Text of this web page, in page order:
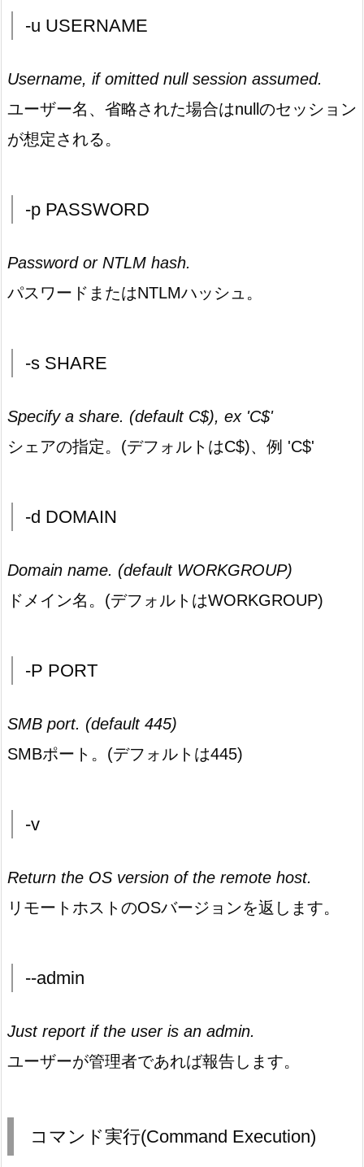
-u USERNAME
Username, if omitted null session assumed.
ユーザー名、省略された場合はnullのセッション
が想定される。
-p PASSWORD
Password or NTLM hash.
パスワードまたはNTLMハッシュ。
-s SHARE
Specify a share. (default C$), ex 'C$'
シェアの指定。(デフォルトはC$)、例 'C$'
-d DOMAIN
Domain name. (default WORKGROUP)
ドメイン名。(デフォルトはWORKGROUP)
-P PORT
SMB port. (default 445)
SMBポート。(デフォルトは445)
-v
Return the OS version of the remote host.
リモートホストのOSバージョンを返します。
--admin
Just report if the user is an admin.
ユーザーが管理者であれば報告します。
コマンド実行(Command Execution)